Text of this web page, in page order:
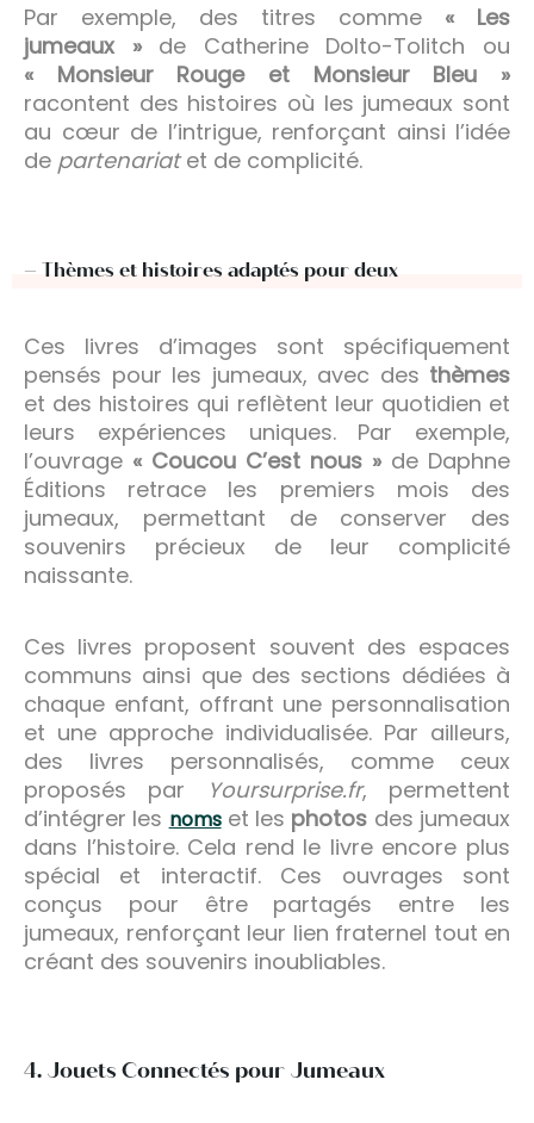
Par exemple, des titres comme « Les
jumeaux »de Catherine Dolto-Tolitch ou
« Monsieur Rouge et Monsieur Bleu »
racontent des histoires où les jumeaux sont
au cœur de l’intrigue, renforçant ainsi l’idée
de partenariatet de complicité.
– Thèmes et histoires adaptés pour deux
Ces livres d’images sont spécifiquement
pensés pour les jumeaux, avec des thèmes
et des histoires qui reflètent leur quotidien et
leurs expériences uniques. Par exemple,
l’ouvrage « Coucou C’est nous » de Daphne
Éditions retrace les premiers mois des
jumeaux, permettant de conserver des
souvenirs précieux de leur complicité
naissante.
Ces livres proposent souvent des espaces
communs ainsi que des sections dédiées à
chaque enfant, offrant une personnalisation
et une approche individualisée. Par ailleurs,
des livres personnalisés, comme ceux
proposés par
Yoursurprise.fr, permettent
d’intégrer les nomset les photos des jumeaux
dans l’histoire. Cela rend le livre encore plus
spécial et interactif. Ces ouvrages sont
conçus pour être partagés entre les
jumeaux, renforçant leur lien fraternel tout en
créant des souvenirs inoubliables.
4. Jouets Connectés pour Jumeaux